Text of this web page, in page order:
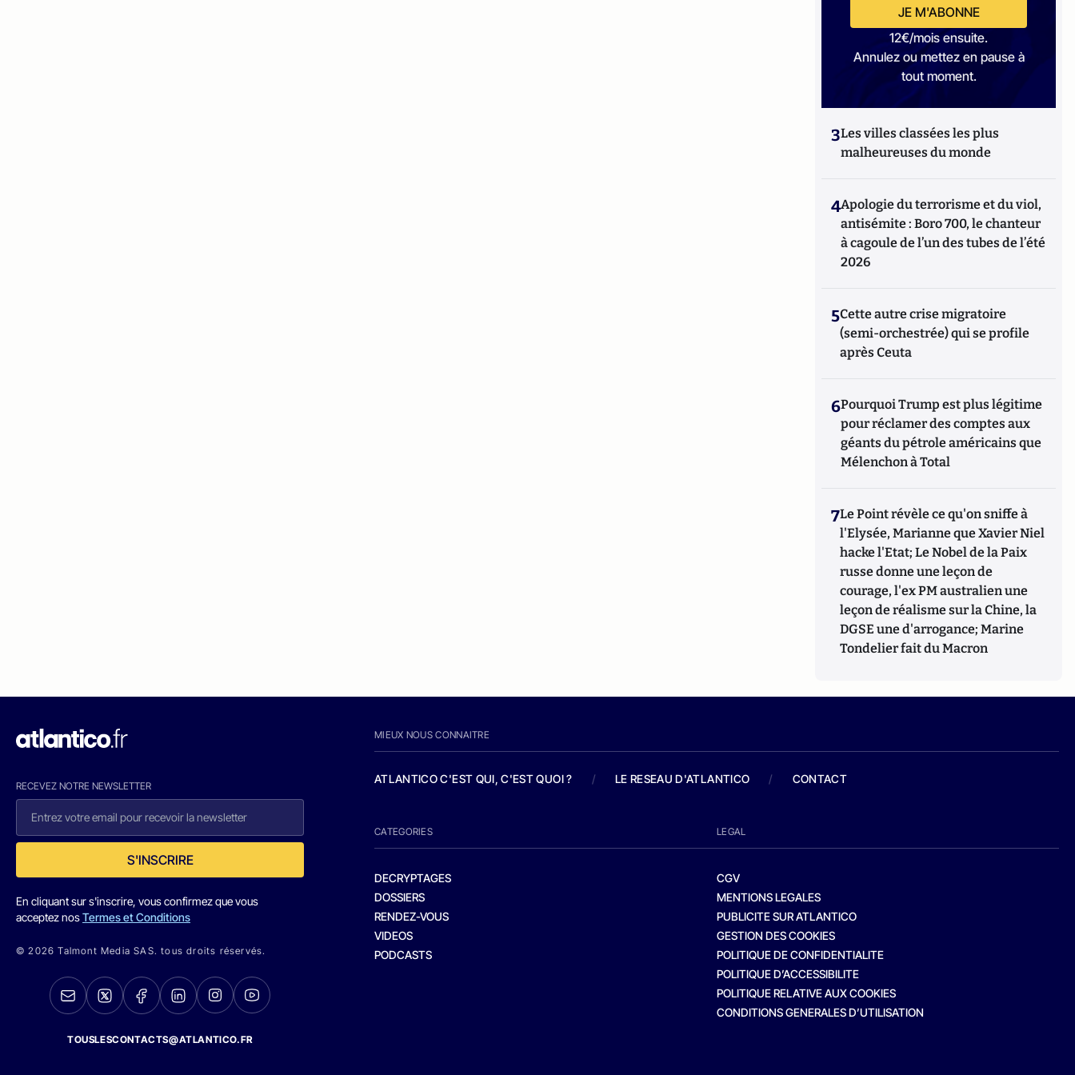
JE M'ABONNE
12€/mois ensuite.
Annulez ou mettez en pause à
tout moment.
3Les villes classées les plus
malheureuses du monde
4Apologie du terrorisme et du viol,
antisémite : Boro 700, le chanteur
à cagoule de l’un des tubes de l’été
2026
5Cette autre crise migratoire
(semi-orchestrée) qui se profile
après Ceuta
6Pourquoi Trump est plus légitime
pour réclamer des comptes aux
géants du pétrole américains que
Mélenchon à Total
7Le Point révèle ce qu'on sniffe à
l'Elysée, Marianne que Xavier Niel
hacke l'Etat; Le Nobel de la Paix
russe donne une leçon de
courage, l'ex PM australien une
leçon de réalisme sur la Chine, la
DGSE une d'arrogance; Marine
Tondelier fait du Macron
RECEVEZ NOTRE NEWSLETTER
S'INSCRIRE
En cliquant sur s'inscrire, vous confirmez que vous
acceptez nosTermes et Conditions
© 2026 Talmont Media SAS. tous droits réservés.
TOUSLESCONTACTS@ATLANTICO.FR
MIEUX NOUS CONNAITRE
ATLANTICO C'EST QUI, C'EST QUOI ? / LE RESEAU D'ATLANTICO / CONTACT
CATEGORIES
DECRYPTAGES
DOSSIERS
RENDEZ-VOUS
VIDEOS
PODCASTS
LEGAL
CGV
MENTIONS LEGALES
PUBLICITE SUR ATLANTICO
GESTION DES COOKIES
POLITIQUE DE CONFIDENTIALITE
POLITIQUE D’ACCESSIBILITE
POLITIQUE RELATIVE AUX COOKIES
CONDITIONS GENERALES D’UTILISATION